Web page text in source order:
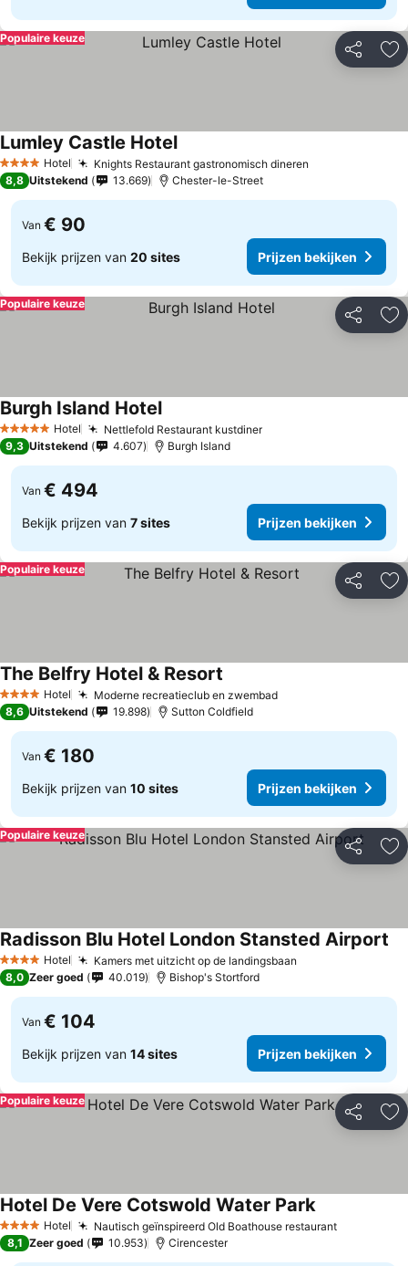
Delen
Populaire keuze
4 SterrenHotel Knights Restaurant gastronomisch dineren
Lumley Castle Hotel
8,8 Uitstekend 13.669 Chester-le-Street
Van € 90
Bekijk prijzen van 20 sites Prijzen bekijken
Delen
Populaire keuze
5 Sterren Hotel Nettlefold Restaurant kustdiner
Burgh Island Hotel
9,3 Uitstekend 4.607 Burgh Island
Van € 494
Bekijk prijzen van 7 sites Prijzen bekijken
Delen
Populaire keuze
4 SterrenHotel Moderne recreatieclub en zwembad
The Belfry Hotel & Resort
8,6 Uitstekend 19.898 Sutton Coldfield
Van € 180
Bekijk prijzen van 10 sites Prijzen bekijken
Delen
Populaire keuze
4 SterrenHotel Kamers met uitzicht op de landingsbaan
Radisson Blu Hotel London Stansted Airport
8,0 Zeer goed 40.019 Bishop's Stortford
Van € 104
Bekijk prijzen van 14 sites Prijzen bekijken
Delen
Populaire keuze
4 SterrenHotel Nautisch geïnspireerd Old Boathouse restaurant
Hotel De Vere Cotswold Water Park
8,1 Zeer goed 10.953 Cirencester